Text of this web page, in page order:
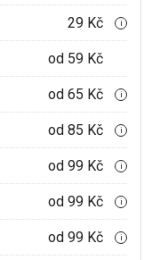
29 Kč i
od 59 Kč
od 65 Kč i
od 85 Kč i
od 99 Kč i
od 99 Kč i
od 99 Kč i